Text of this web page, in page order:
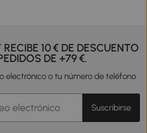
10 € DE DESCUENTO
DE +79 €.
electrónico o tu número de teléfono
Suscribirse